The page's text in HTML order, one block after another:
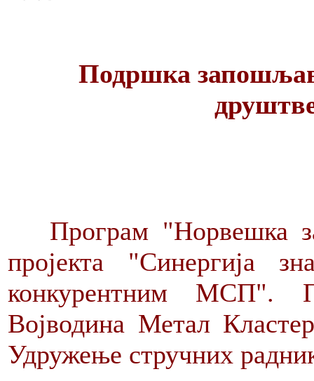
Подршка
Програм "Норвешка
пројекта "Синергија
конкурентним МСП".
Војводина Метал
Удружење стручних